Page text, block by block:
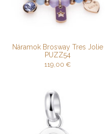
Náramok Brosway Tres Jolie
PUZZ54
119,00 €